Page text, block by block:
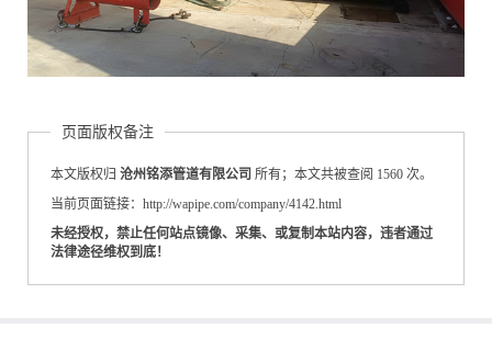
页面版权备注
本文版权归 沧州铭添管道有限公司 所有；本文共被查阅 1560 次。
当前页面链接：http://wapipe.com/company/4142.html
未经授权，禁止任何站点镜像、采集、或复制本站内容，违者通过
法律途径维权到底！